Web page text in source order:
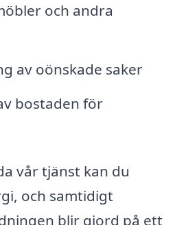
och andra
av oönskade saker
bostaden för
vår tjänst kan du
och samtidigt
blir gjord på ett